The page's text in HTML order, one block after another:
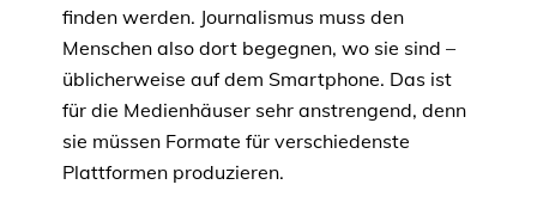
finden werden. Journalismus muss den
Menschen also dort begegnen, wo sie sind –
üblicherweise auf dem Smartphone. Das ist
für die Medienhäuser sehr anstrengend, denn
sie müssen Formate für verschiedenste
Plattformen produzieren.